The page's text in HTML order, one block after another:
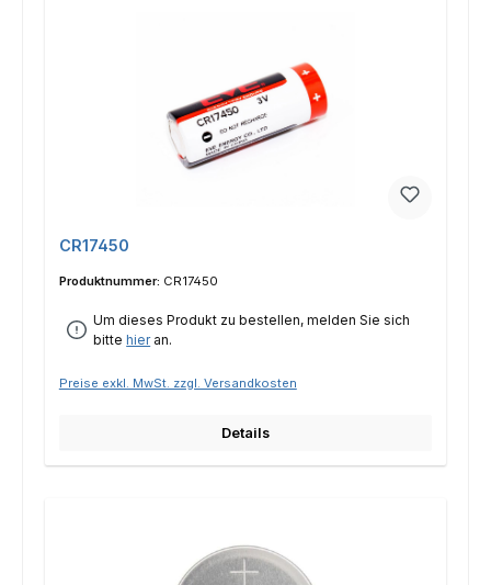
CR17450
Produktnummer: CR17450
Um dieses Produkt zu bestellen, melden Sie sich
bittehieran.
Preise exkl. MwSt. zzgl. Versandkosten
Details